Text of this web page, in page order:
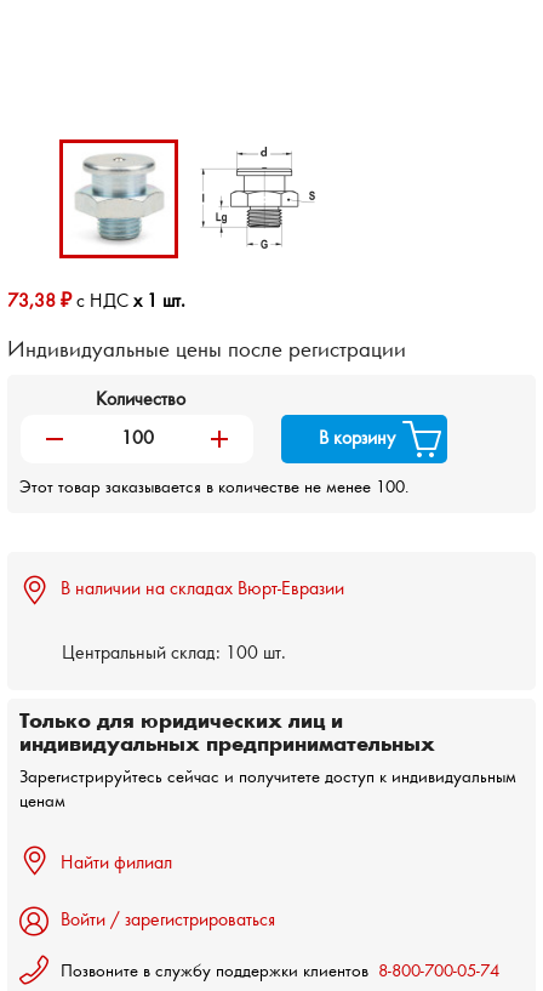
73,38 ₽с НДСx 1 шт.
Индивидуальные цены после регистрации
Количество
remove add В корзину
Этот товар заказывается в количестве не менее 100.
В наличии на складах Вюрт-Евразии
Центральный склад: 100 шт.
Только для юридических лиц и
индивидуальных предпринимательных
Зарегистрируйтесь сейчас и получитете доступ к индивидуальным
ценам
Найти филиал
Войти / зарегистрироваться
Позвоните в службу поддержки клиентов 8-800-700-05-74